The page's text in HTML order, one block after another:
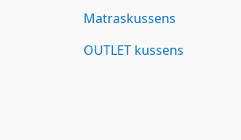
Matraskussens
OUTLET kussens